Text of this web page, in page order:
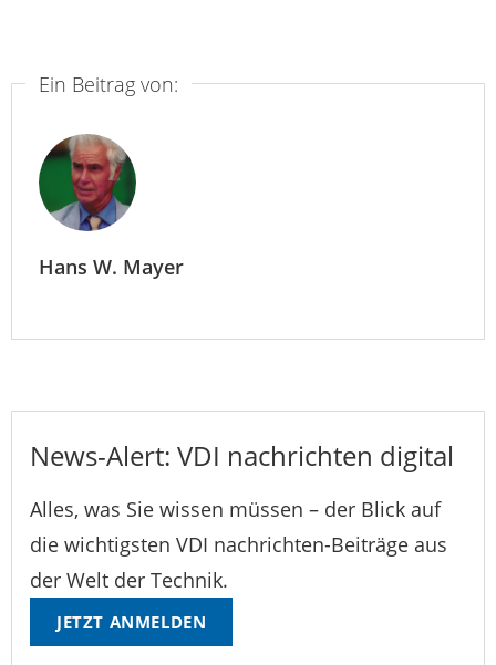
Ein Beitrag von:
Hans W. Mayer
News-Alert: VDI nachrichten digital
Alles, was Sie wissen müssen – der Blick auf
die wichtigsten VDI nachrichten-Beiträge aus
der Welt der Technik.
JETZT ANMELDEN